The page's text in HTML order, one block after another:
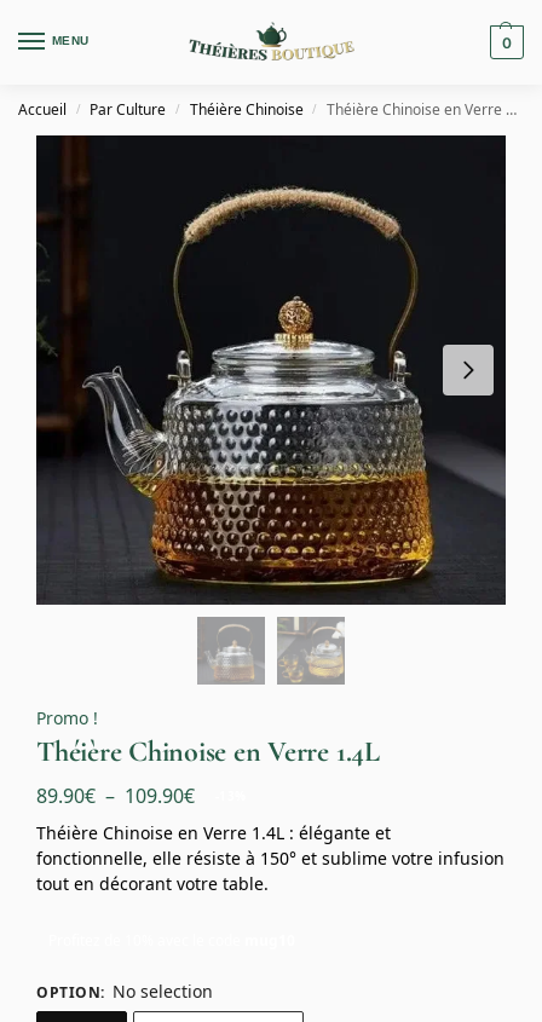
MENU 0
Accueil / Par Culture / Théière Chinoise / Théière Chinoise en Verre 1.4L
Promo !
Théière Chinoise en Verre 1.4L
89.90€ – 109.90€
Théière Chinoise en Verre 1.4L : élégante et
fonctionnelle, elle résiste à 150° et sublime votre infusion
tout en décorant votre table.
OPTION: No selection